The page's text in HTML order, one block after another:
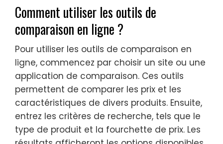
Comment utiliser les outils de
comparaison en ligne ?
Pour utiliser les outils de comparaison en
ligne, commencez par choisir un site ou une
application de comparaison. Ces outils
permettent de comparer les prix et les
caractéristiques de divers produits. Ensuite,
entrez les critères de recherche, tels que le
type de produit et la fourchette de prix. Les